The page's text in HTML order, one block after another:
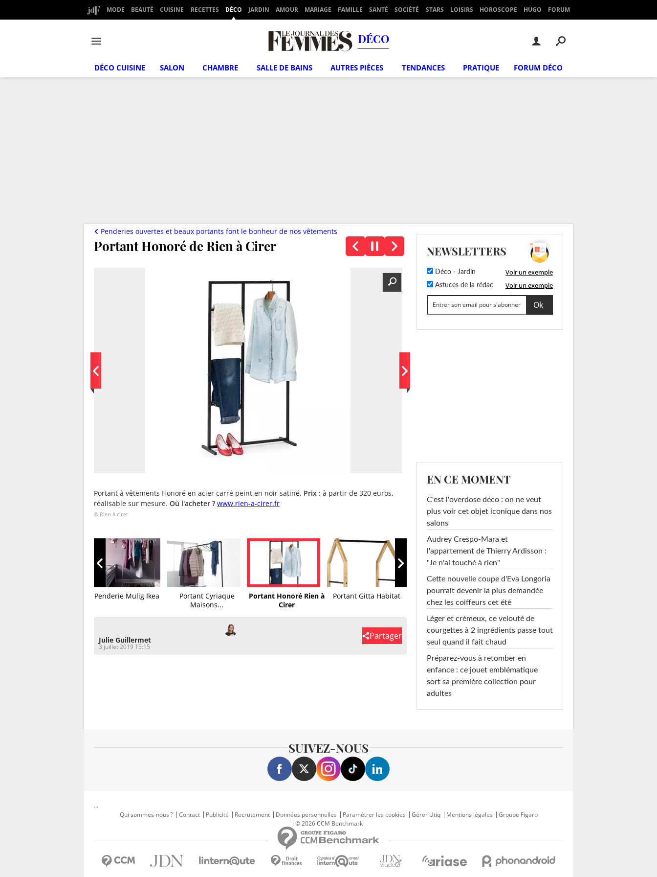
MODE BEAUTÉ CUISINE RECETTES DÉCO JARDIN AMOUR MARIAGE FAMILLE SANTÉ SOCIÉTÉ STARS LOISIRS HOROSCOPE HUGO FORUM
DÉCO
DÉCO CUISINE SALON CHAMBRE SALLE DE BAINS AUTRES PIÈCES TENDANCES PRATIQUE FORUM DÉCO
Portant Honoré de Rien à Cirer
Penderies ouvertes et beaux portants font le bonheur de nos vêtements
Portant à vêtements Honoré en acier carré peint en noir satiné. Prix : à partir de 320 euros,
réalisable sur mesure. Où l'acheter ? www.rien-a-cirer.fr
© Rien à cirer
Penderie Mulig Ikea
Portant Cyriaque
Maisons...
Portant Honoré Rien à
Cirer
Portant Gitta Habitat
Julie Guillermet
3 juillet 2019 15:15
Partager
NEWSLETTERS
Déco - Jardin Voir un exemple
Astuces de la rédac Voir un exemple
EN CE MOMENT
C'est l'overdose déco : on ne veut
plus voir cet objet iconique dans nos
salons
Audrey Crespo-Mara et
l'appartement de Thierry Ardisson :
"Je n'ai touché à rien"
Cette nouvelle coupe d'Eva Longoria
pourrait devenir la plus demandée
chez les coiffeurs cet été
Léger et crémeux, ce velouté de
courgettes à 2 ingrédients passe tout
seul quand il fait chaud
Préparez-vous à retomber en
enfance : ce jouet emblématique
sort sa première collection pour
adultes
SUIVEZ-NOUS
...
Qui sommes-nous ?
Contact Publicité Recrutement Données personnelles Paramétrer les cookies Gérer Utiq Mentions légales
Groupe Figaro
© 2026 CCM Benchmark